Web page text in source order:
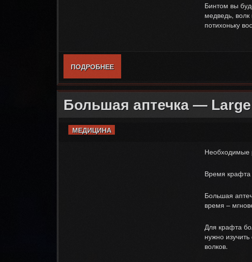
Бинтом вы
медведь,
потихоньку
ПОДРОБНЕЕО БИНТЫ – BANDAGE
Большая аптечка —
МЕДИЦИНА
Необходимые
Время крафта
Большая
время –
Для крафта
нужно
волков.